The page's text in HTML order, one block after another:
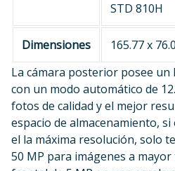
STD 810H
Dimensiones
165.77 x
La cámara posterior posee un
con un modo automático de
fotos de calidad y el mejor
espacio de almacenamiento,
el la máxima resolución, solo
50 MP para imágenes a